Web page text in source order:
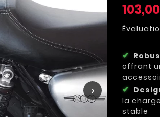
›
offrant
la
stable